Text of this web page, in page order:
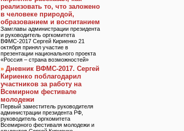
реализовать то, что заложено
в человеке природой,
образованием и воспитанием
Замглавы администрации президента
и руководитель оргкомитета
ВФМС-2017 Сергей Кириенко 21
октября принял участие в
презентации национального проекта
«Россия – страна возможностей»
» Дневник ВФМС-2017. Сергей
Кириенко поблагодарил
участников за работу на
Всемирном фестивале
молодежи
Первый заместитель руководителя
администрации президента РФ,
руководитель оргкомитета
Всемирного фестиваля молодежи и